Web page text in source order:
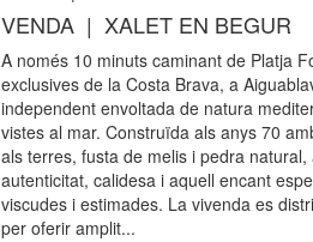
VENDA | XALET EN BEGUR
A només 10 minuts caminant de Platja
exclusives de la Costa Brava, a
independent envoltada de natura
vistes al mar. Construïda als anys 70
als terres, fusta de melis i pedra
autenticitat, calidesa i aquell encant
viscudes i estimades. La vivenda es
per oferir amplit...